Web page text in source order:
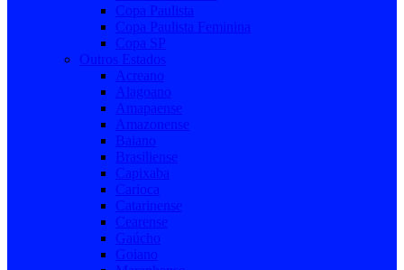
Copa Paulista
Copa Paulista Feminina
Copa SP
Outros Estados
Acreano
Alagoano
Amapaense
Amazonense
Baiano
Brasiliense
Capixaba
Carioca
Catarinense
Cearense
Gaúcho
Goiano